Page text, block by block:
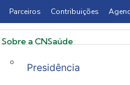
Parceiros Contribuições
Sobre a CNSaúde
Presidência